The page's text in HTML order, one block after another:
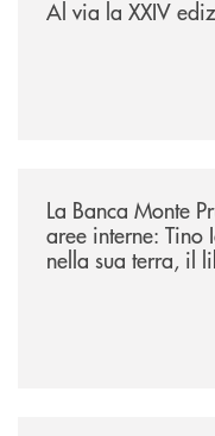
Al via la XXIV
La Banca Monte
aree interne: Tino
nella sua terra, il